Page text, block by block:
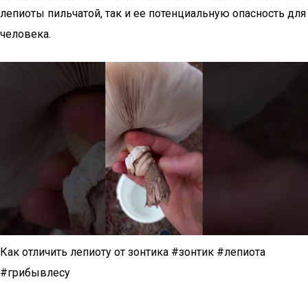
лепиоты пильчатой, так и ее потенциальную опасность для
человека.
Как отличить лепиоту от зонтика #зонтик #лепиота
#грибывлесу